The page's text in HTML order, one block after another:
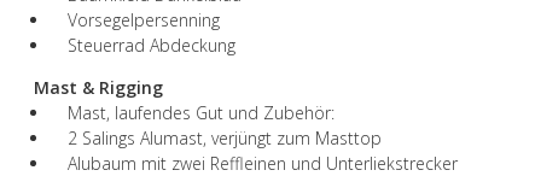
Vorsegelpersenning
Steuerrad Abdeckung
Mast & Rigging
Mast, laufendes Gut und Zubehör:
2 Salings Alumast, verjüngt zum Masttop
Alubaum mit zwei Reffleinen und Unterliekstrecker